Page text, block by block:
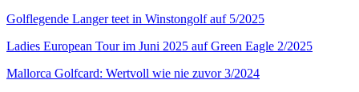
Golflegende Langer teet in Winstongolf auf 5/2025
Ladies European Tour im Juni 2025 auf Green Eagle 2/2025
Mallorca Golfcard: Wertvoll wie nie zuvor 3/2024